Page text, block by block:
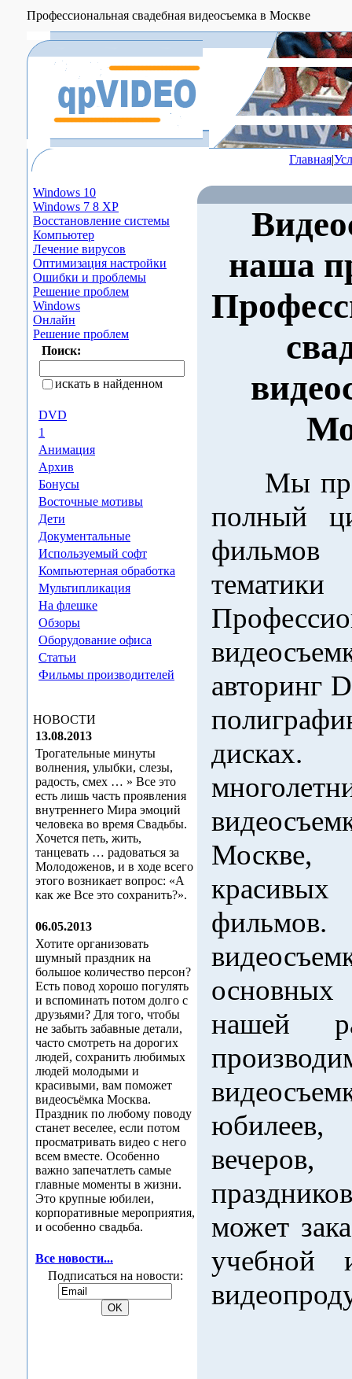
Профессиональная свадебная видеосъемка в Москве
Главная|
Windows 10
Windows 7 8 XP
Восстановление системы
Компьютер
Лечение вирусов
Оптимизация настройки
Ошибки и проблемы
Решение проблем
Windows
Онлайн
Решение проблем
Поиск:
искать в найденном
DVD
1
Анимация
Архив
Бонусы
Восточные мотивы
Дети
Документальные
Используемый софт
Компьютерная обработка
Мультипликация
На флешке
Обзоры
Оборудование офиса
Статьи
Фильмы производителей
НОВОСТИ
13.08.2013
Трогательные минуты
волнения, улыбки, слезы,
радость, смех … » Все это
есть лишь часть проявления
внутреннего Мира эмоций
человека во время Свадьбы.
Хочется петь, жить,
танцевать … радоваться за
Молодоженов, и в ходе всего
этого возникает вопрос: «А
как же Все это сохранить?».
06.05.2013
Хотите организовать
шумный праздник на
большое количество персон?
Есть повод хорошо погулять
и вспоминать потом долго с
друзьями? Для того, чтобы
не забыть забавные детали,
часто смотреть на дорогих
людей, сохранить любимых
людей молодыми и
красивыми, вам поможет
видеосъёмка Москва.
Праздник по любому поводу
станет веселее, если потом
просматривать видео с него
всем вместе. Особенно
важно запечатлеть самые
главные моменты в жизни.
Это крупные юбилеи,
корпоративные мероприятия,
и особенно свадьба.
Все новости...
Подписаться на новости:
наша
Мы
полный
авторинг
основных
нашей
может
учебной